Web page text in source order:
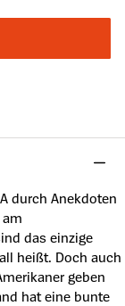
durch Anekdoten
das einzige
heißt. Doch auch
geben
hat eine bunte